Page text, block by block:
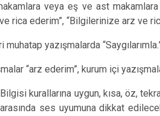
veya eş ve ast
rica ederim”, “Bilgilerinize arz ve
yazışmalarda
“arz ederim”, kurum içi
Bilgisi kurallarına uygun, kısa, öz,
ses uyumuna dikkat